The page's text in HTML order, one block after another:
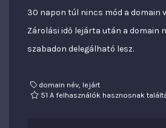
30 napon túl nincs mód a domain
Zárolási idő lejárta után a domain
szabadon delegálható lesz.
domain név, lejárt
51 A felhasználók hasznosnak